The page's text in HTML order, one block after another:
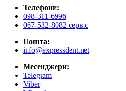
Телефони:
098-311-6996
067-582-8082 сервіс
Пошта:
info@expressdent.net
Месенджери:
Telegram
Viber